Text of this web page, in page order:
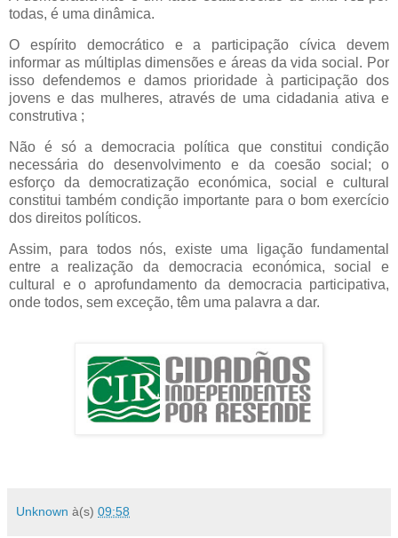
todas, é uma dinâmica.
O espírito democrático e a participação cívica devem
informar as múltiplas dimensões e áreas da vida social. Por
isso defendemos e damos prioridade à participação dos
jovens e das mulheres, através de uma cidadania ativa e
construtiva ;
Não é só a democracia política que constitui condição
necessária do desenvolvimento e da coesão social; o
esforço da democratização económica, social e cultural
constitui também condição importante para o bom exercício
dos direitos políticos.
Assim, para todos nós, existe uma ligação fundamental
entre a realização da democracia económica, social e
cultural e o aprofundamento da democracia participativa,
onde todos, sem exceção, têm uma palavra a dar.
Unknown à(s) 09:58